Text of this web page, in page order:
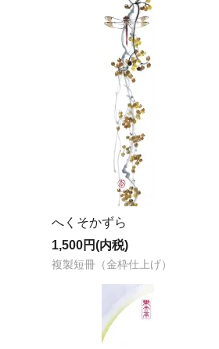
へくそかずら
1,500円(内税)
複製短冊（金枠仕上げ）